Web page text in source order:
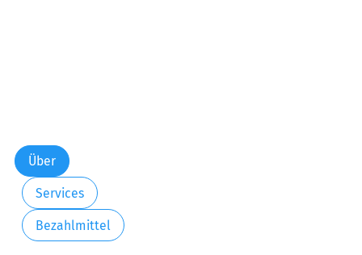
Über
Services
Bezahlmittel